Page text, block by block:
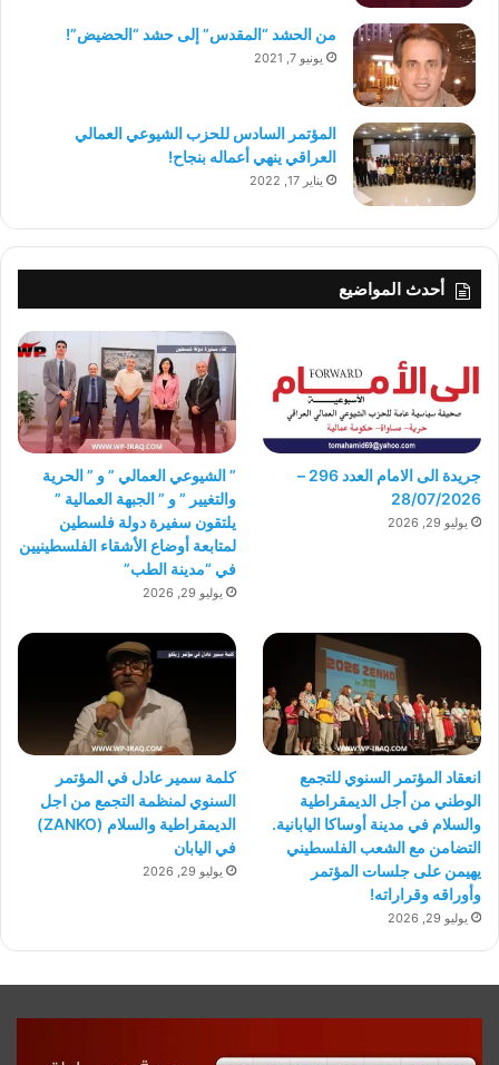
من الحشد “المقدس” إلى حشد “الحضيض”!
يونيو 7, 2021
المؤتمر السادس للحزب الشيوعي العمالي
العراقي ينهي أعماله بنجاح!
يناير 17, 2022
أحدث المواضيع
جريدة الى الامام العدد 296 –
28/07/2026
يوليو 29, 2026
” الشيوعي العمالي ” و ” الحرية
والتغيير ” و ” الجبهة العمالية ”
يلتقون سفيرة دولة فلسطين
لمتابعة أوضاع الأشقاء الفلسطينيين
في “مدينة الطب”
يوليو 29, 2026
انعقاد المؤتمر السنوي للتجمع
الوطني من أجل الديمقراطية
والسلام في مدينة أوساكا اليابانية.
التضامن مع الشعب الفلسطيني
يهيمن على جلسات المؤتمر
وأوراقه وقراراته!
يوليو 29, 2026
كلمة سمير عادل في المؤتمر
السنوي لمنظمة التجمع من اجل
الديمقراطية والسلام (ZANKO)
في اليابان
يوليو 29, 2026